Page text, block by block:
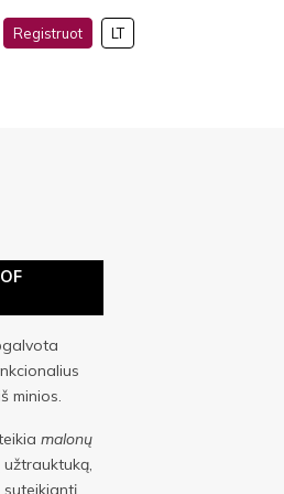
Registruot LT
minios.
malonų
suteikiantį